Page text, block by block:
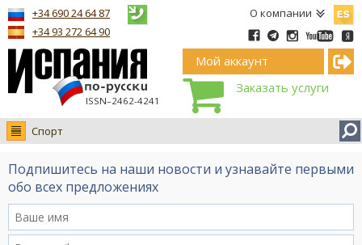
О компании
ISSN–2462-4241
+34 690 24 64 87
+34 93 272 64 90
Мой аккаунт
Заказать услуги
Спорт
Новости
Интервью
Видео Ruso.TV
Подпишитесь на наши новости и узнавайте первыми
обо всех предложениях